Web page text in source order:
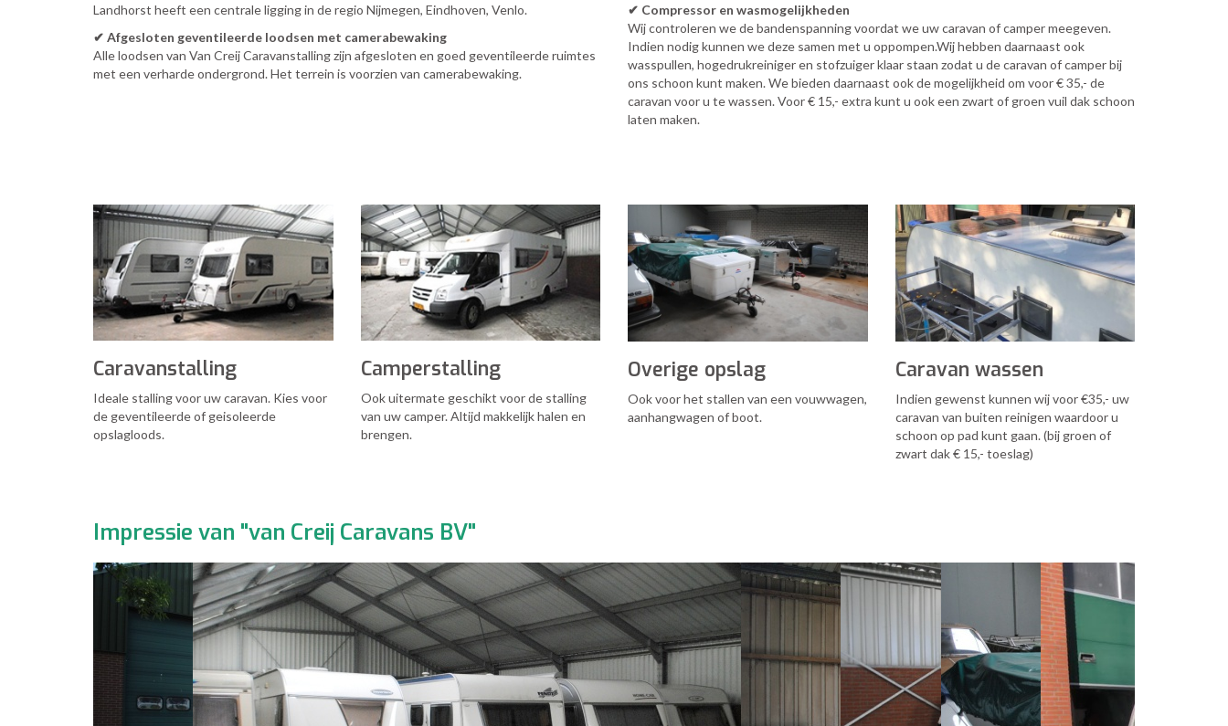
Landhorst heeft een centrale ligging in de regio Nijmegen, Eindhoven, Venlo.
✔ Afgesloten geventileerde loodsen met camerabewaking
Alle loodsen van Van Creij Caravanstalling zijn afgesloten en goed geventileerde ruimtes
met een verharde ondergrond. Het terrein is voorzien van camerabewaking.
✔ Compressor en wasmogelijkheden
Wij controleren we de bandenspanning voordat we uw caravan of camper meegeven.
Indien nodig kunnen we deze samen met u oppompen.Wij hebben daarnaast ook
wasspullen, hogedrukreiniger en stofzuiger klaar staan zodat u de caravan of camper bij
ons schoon kunt maken. We bieden daarnaast ook de mogelijkheid om voor € 35,- de
caravan voor u te wassen. Voor € 15,- extra kunt u ook een zwart of groen vuil dak schoon
laten maken.
Caravanstalling
Ideale stalling voor uw caravan. Kies voor
de geventileerde of geisoleerde
opslagloods.
Camperstalling
Ook uitermate geschikt voor de stalling
van uw camper. Altijd makkelijk halen en
brengen.
Overige opslag
Ook voor het stallen van een vouwwagen,
aanhangwagen of boot.
Caravan wassen
Indien gewenst kunnen wij voor €35,- uw
caravan van buiten reinigen waardoor u
schoon op pad kunt gaan. (bij groen of
zwart dak € 15,- toeslag)
Impressie van "van Creij Caravans BV"